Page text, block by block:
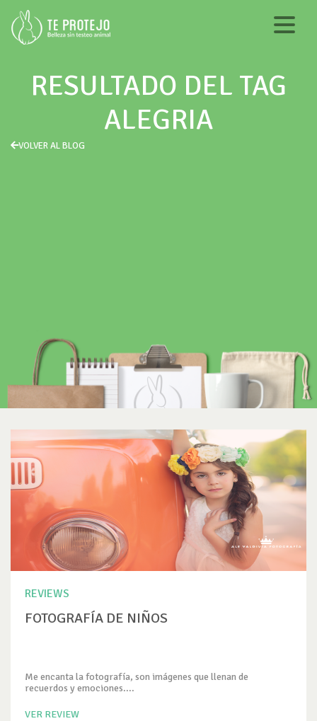
RESULTADO DEL TAG
ALEGRIA
VOLVER AL BLOG
REVIEWS
FOTOGRAFÍA DE NIÑOS
Me encanta la fotografía, son imágenes que llenan de
recuerdos y emociones....
VER REVIEW